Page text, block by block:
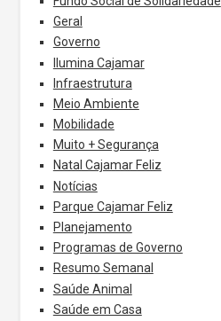
Geral
Governo
Ilumina Cajamar
Infraestrutura
Meio Ambiente
Mobilidade
Muito + Segurança
Natal Cajamar Feliz
Notícias
Parque Cajamar Feliz
Planejamento
Programas de Governo
Resumo Semanal
Saúde Animal
Saúde em Casa